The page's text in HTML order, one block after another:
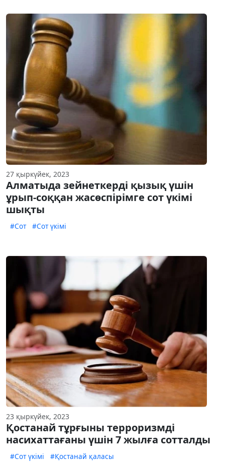
27 қыркүйек, 2023
Алматыда зейнеткерді қызық үшін
ұрып-соққан жасөспірімге сот үкімі
шықты
#Сот #Сот үкімі
23 қыркүйек, 2023
Қостанай тұрғыны терроризмді
насихаттағаны үшін 7 жылға сотталды
#Сот үкімі #Қостанай қаласы